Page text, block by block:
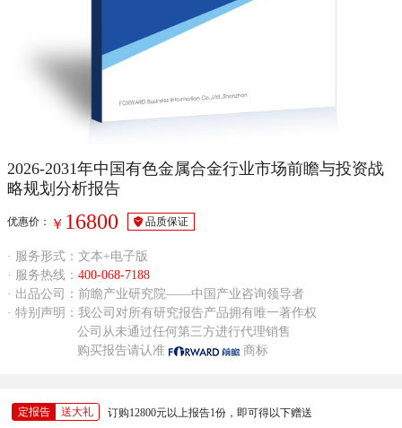
2026-2031年中国有色金属合金行业市场前瞻与投资战
略规划分析报告
优惠价： ￥ 16800 品质保证
· 服务形式：文本+电子版
· 服务热线： 400-068-7188
· 出品公司：前瞻产业研究院——中国产业咨询领导者
· 特别声明：我公司对所有研究报告产品拥有唯一著作权
公司从未通过任何第三方进行代理销售
购买报告请认准
商标
定报告 送大礼 订购12800元以上报告1份，即可得以下赠送